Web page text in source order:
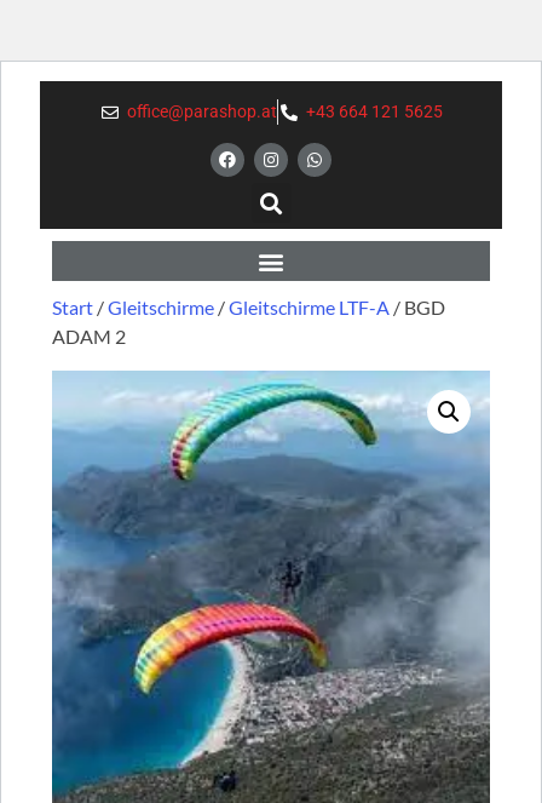
office@parashop.at +43 664 121 5625
Start /Gleitschirme /Gleitschirme LTF-A / BGD
ADAM 2